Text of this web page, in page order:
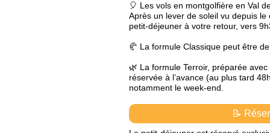
🎈 Les vols en montgolfière en Val
Après un lever de soleil vu depuis
petit-déjeuner à votre retour, vers
🥐 La formule Classique peut être
🌿 La formule Terroir, préparée
réservée à l’avance (au plus tard
notamment le week-end.
📝